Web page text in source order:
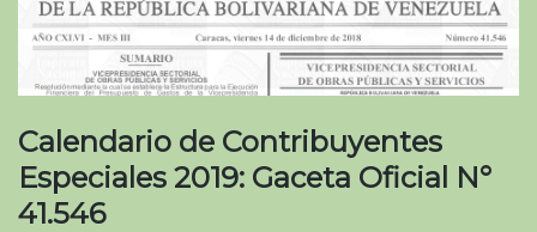
Calendario de Contribuyentes
Especiales 2019: Gaceta Oficial N°
41.546